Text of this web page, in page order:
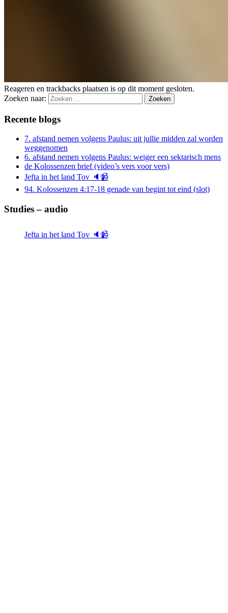
Reageren en trackbacks plaatsen is op dit moment gesloten.
Zoeken naar:
Recente blogs
7. afstand nemen volgens Paulus: uit jullie midden zal worden
weggenomen
6. afstand nemen volgens Paulus: weiger een sektarisch mens
de Kolossenzen brief (video’s vers voor vers)
Jefta in het land Tov 🔈📹
94. Kolossenzen 4:17-18 genade van begint tot eind (slot)
Studies – audio
Jefta in het land Tov 🔈📹